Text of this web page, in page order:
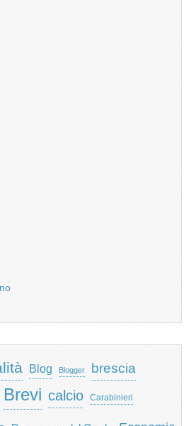
Blog Blogger brescia
Brevi calcio Carabinieri